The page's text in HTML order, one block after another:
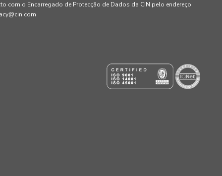
com o Encarregado de Protecção de Dados da CIN pelo endereço